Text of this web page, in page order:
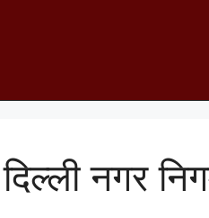
दिल्ली नगर